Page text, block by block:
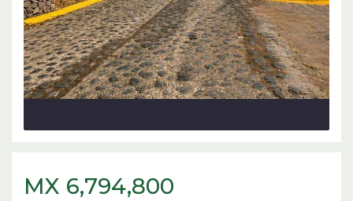
MX 6,794,800